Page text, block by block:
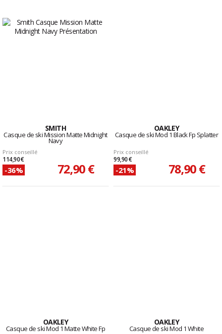
SMITH
Casque de ski Mission Matte Midnight
Navy
Prix conseillé
114,90 €
-36% 72,90 €
OAKLEY
Casque de ski Mod 1 Black Fp Splatter
Prix conseillé
99,90 €
-21% 78,90 €
OAKLEY
Casque de ski Mod 1 Matte White Fp
OAKLEY
Casque de ski Mod 1 White